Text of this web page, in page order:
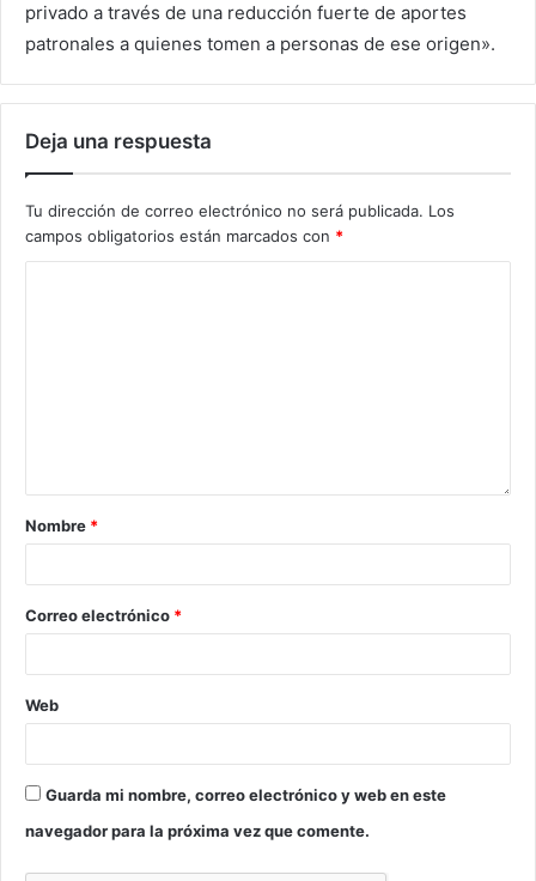
privado a través de una reducción fuerte de aportes
patronales a quienes tomen a personas de ese origen».
Deja una respuesta
Tu dirección de correo electrónico no será publicada. Los
campos obligatorios están marcados con *
Nombre *
Correo electrónico *
Web
Guarda mi nombre, correo electrónico y web en este
navegador para la próxima vez que comente.